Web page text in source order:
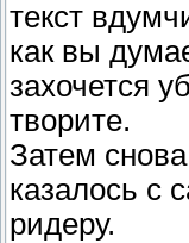
текст
как вы
захочется
творите.
Затем
казалось с
ридеру.